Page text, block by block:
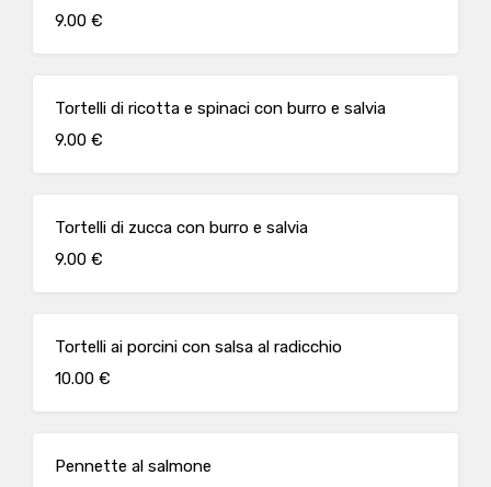
9.00 €
Tortelli di ricotta e spinaci con burro e salvia
9.00 €
Tortelli di zucca con burro e salvia
9.00 €
Tortelli ai porcini con salsa al radicchio
10.00 €
Pennette al salmone